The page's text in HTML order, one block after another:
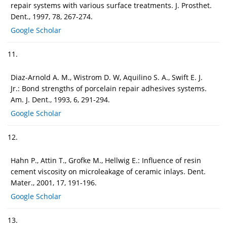
repair systems with various surface treatments. J. Prosthet.
Dent., 1997, 78, 267-274.
Google Scholar
11.
Diaz-Arnold A. M., Wistrom D. W, Aquilino S. A., Swift E. J.
Jr.: Bond strengths of porcelain repair adhesives systems.
Am. J. Dent., 1993, 6, 291-294.
Google Scholar
12.
Hahn P., Attin T., Grofke M., Hellwig E.: Influence of resin
cement viscosity on microleakage of ceramic inlays. Dent.
Mater., 2001, 17, 191-196.
Google Scholar
13.